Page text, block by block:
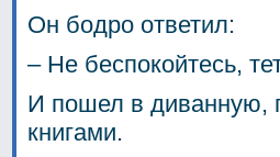
Он бодро ответил:
– Не беспокойтесь,
И пошел в диванную,
книгами.